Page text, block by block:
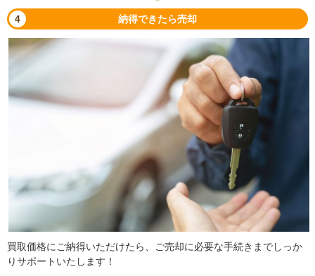
4 納得できたら売却
買取価格にご納得いただけたら、ご売却に必要な手続きまでしっか
りサポートいたします！